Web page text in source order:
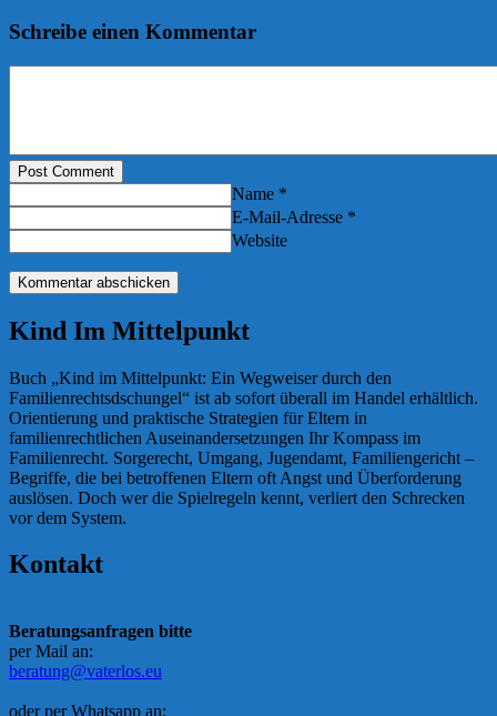
Schreibe einen Kommentar
Post Comment
Name *
E-Mail-Adresse *
Website
Kind Im Mittelpunkt
Buch „Kind im Mittelpunkt: Ein Wegweiser durch den
Familienrechtsdschungel“ ist ab sofort überall im Handel erhältlich.
Orientierung und praktische Strategien für Eltern in
familienrechtlichen Auseinandersetzungen Ihr Kompass im
Familienrecht. Sorgerecht, Umgang, Jugendamt, Familiengericht –
Begriffe, die bei betroffenen Eltern oft Angst und Überforderung
auslösen. Doch wer die Spielregeln kennt, verliert den Schrecken
vor dem System.
Kontakt
Beratungsanfragen bitte
per Mail an:
beratung@vaterlos.eu
oder per Whatsapp an: